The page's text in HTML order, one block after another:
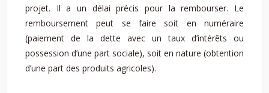
projet. Il a un délai précis pour la rembourser. Le
remboursement peut se faire soit en numéraire
(paiement de la dette avec un taux d’intérêts ou
possession d’une part sociale), soit en nature (obtention
d’une part des produits agricoles).